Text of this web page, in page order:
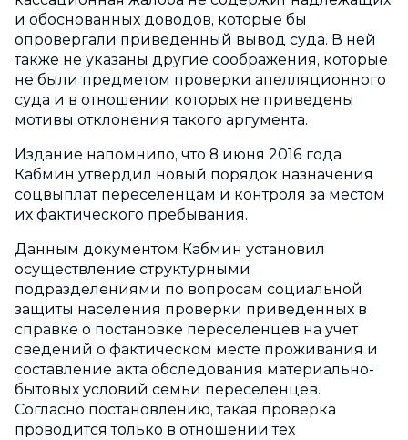
и обоснованных доводов, которые бы
опровергали приведенный вывод суда. В ней
также не указаны другие соображения, которые
не были предметом проверки апелляционного
суда и в отношении которых не приведены
мотивы отклонения такого аргумента.
Издание напомнило, что 8 июня 2016 года
Кабмин утвердил новый порядок назначения
соцвыплат переселенцам и контроля за местом
их фактического пребывания.
Данным документом Кабмин установил
осуществление структурными
подразделениями по вопросам социальной
защиты населения проверки приведенных в
справке о постановке переселенцев на учет
сведений о фактическом месте проживания и
составление акта обследования материально-
бытовых условий семьи переселенцев.
Согласно постановлению, такая проверка
проводится только в отношении тех